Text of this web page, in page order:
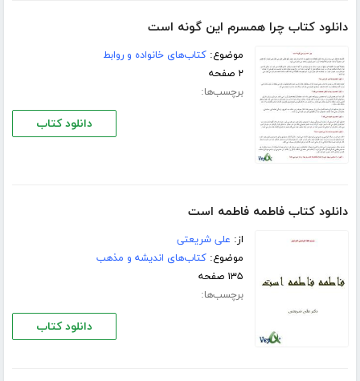
دانلود کتاب چرا همسرم این گونه است
موضوع:کتاب‌های خانواده و روابط
۲ صفحه
برچسب‌ها:
دانلود کتاب
دانلود کتاب فاطمه فاطمه است
از: علی شریعتی
موضوع:کتاب‌های اندیشه و مذهب
۱۳۵ صفحه
برچسب‌ها:
دانلود کتاب